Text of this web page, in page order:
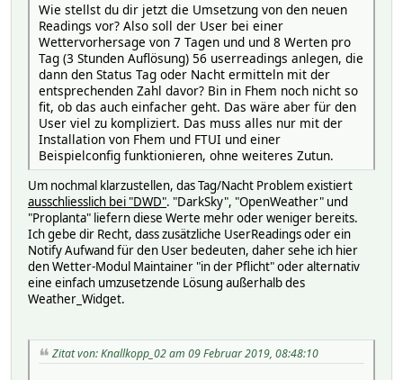
Wie stellst du dir jetzt die Umsetzung von den neuen
Readings vor? Also soll der User bei einer
Wettervorhersage von 7 Tagen und und 8 Werten pro
Tag (3 Stunden Auflösung) 56 userreadings anlegen, die
dann den Status Tag oder Nacht ermitteln mit der
entsprechenden Zahl davor? Bin in Fhem noch nicht so
fit, ob das auch einfacher geht. Das wäre aber für den
User viel zu kompliziert. Das muss alles nur mit der
Installation von Fhem und FTUI und einer
Beispielconfig funktionieren, ohne weiteres Zutun.
Um nochmal klarzustellen, das Tag/Nacht Problem existiert
ausschliesslich bei "DWD". "DarkSky", "OpenWeather" und
"Proplanta" liefern diese Werte mehr oder weniger bereits.
Ich gebe dir Recht, dass zusätzliche UserReadings oder ein
Notify Aufwand für den User bedeuten, daher sehe ich hier
den Wetter-Modul Maintainer "in der Pflicht" oder alternativ
eine einfach umzusetzende Lösung außerhalb des
Weather_Widget.
Zitat von: Knallkopp_02 am 09 Februar 2019, 08:48:10